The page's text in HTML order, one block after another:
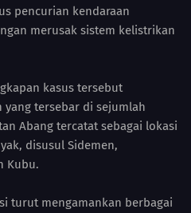
pencurian kendaraan
merusak sistem kelistrikan
kasus tersebut
yang tersebar di sejumlah
Abang tercatat sebagai lokasi
disusul Sidemen,
Kubu.
turut mengamankan berbagai